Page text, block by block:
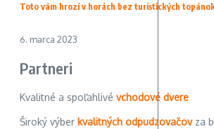
Toto vám hrozí v horách bez turistických
6. marca 2023
Partneri
Kvalitné a spoľahlivé vchodové dvere
Široký výber kvalitných odpudzovačovza